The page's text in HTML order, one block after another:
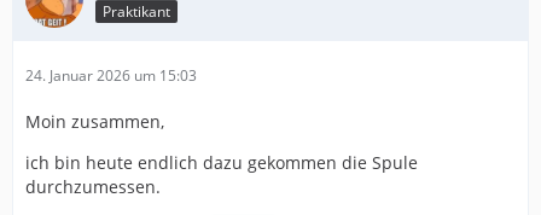
Praktikant
24. Januar 2026 um 15:03
Moin zusammen,
ich bin heute endlich dazu gekommen die Spule
durchzumessen.